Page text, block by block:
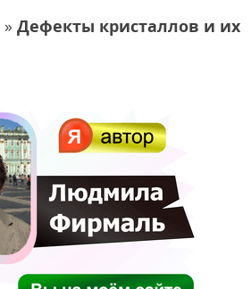
»Дефекты кристаллов и их